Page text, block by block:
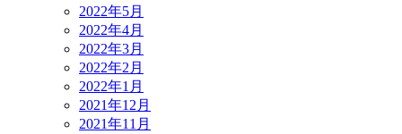
2022年5月
2022年4月
2022年3月
2022年2月
2022年1月
2021年12月
2021年11月